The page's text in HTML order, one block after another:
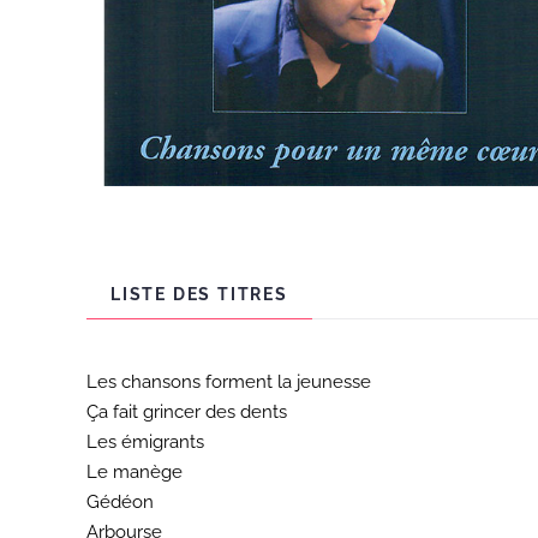
LISTE DES TITRES
Les chansons forment la jeunesse
Ça fait grincer des dents
Les émigrants
Le manège
Gédéon
Arbourse